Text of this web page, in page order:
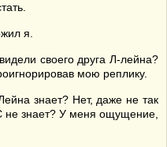
я.
своего друга Л-лейна?
мою реплику.
знает? Нет, даже не так
не знает? У меня ощущение,